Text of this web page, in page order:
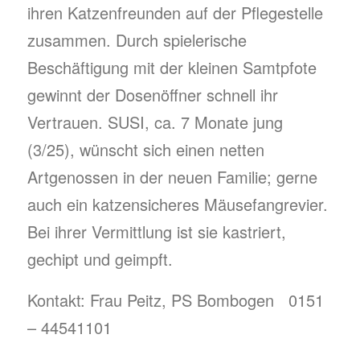
ihren Katzenfreunden auf der Pflegestelle
zusammen. Durch spielerische
Beschäftigung mit der kleinen Samtpfote
gewinnt der Dosenöffner schnell ihr
Vertrauen. SUSI, ca. 7 Monate jung
(3/25), wünscht sich einen netten
Artgenossen in der neuen Familie; gerne
auch ein katzensicheres Mäusefangrevier.
Bei ihrer Vermittlung ist sie kastriert,
gechipt und geimpft.
Kontakt: Frau Peitz, PS Bombogen 0151
– 44541101